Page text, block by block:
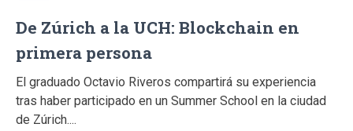
De Zúrich a la UCH: Blockchain en
primera persona
El graduado Octavio Riveros compartirá su experiencia
tras haber participado en un Summer School en la ciudad
de Zúrich....